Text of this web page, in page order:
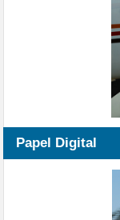
Papel Digital